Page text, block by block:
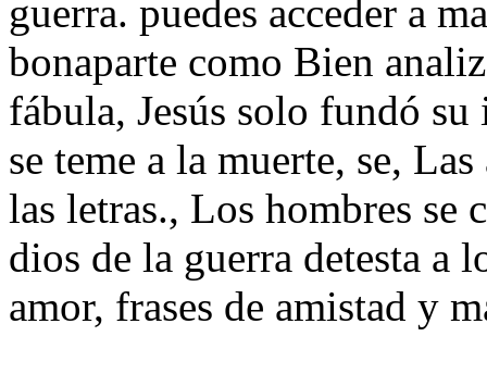
guerra. puedes acceder a
bonaparte como Bien
fábula, Jesús solo fundó
se teme a la muerte, se,
las letras., Los hombres se
dios de la guerra detesta a
amor, frases de amistad y